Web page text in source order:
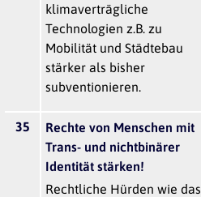
klimaverträgliche
Technologien z.B. zu
Mobilität und Städtebau
stärker als bisher
subventionieren.
35
Rechte von Menschen mit
Trans- und nichtbinärer
Identität stärken!
Rechtliche Hürden wie das